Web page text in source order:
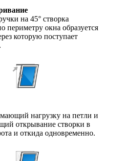
на 45° створка
периметру окна образуется
которую поступает
нагрузку на петли и
открывание створки в
и откида одновременно.